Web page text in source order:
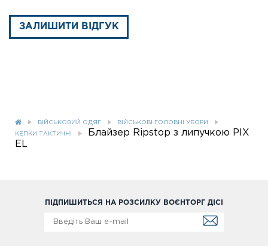
ЗАЛИШИТИ ВІДГУК
ВІЙСЬКОВИЙ ОДЯГ ВІЙСЬКОВІ ГОЛОВНІ УБОРИ
КЕПКИ ТАКТИЧНІ
Блайзер Ripstop з липучкою PIX
EL
ПІДПИШИТЬСЯ НА РОЗСИЛКУ ВОЄНТОРГ ДІСІ